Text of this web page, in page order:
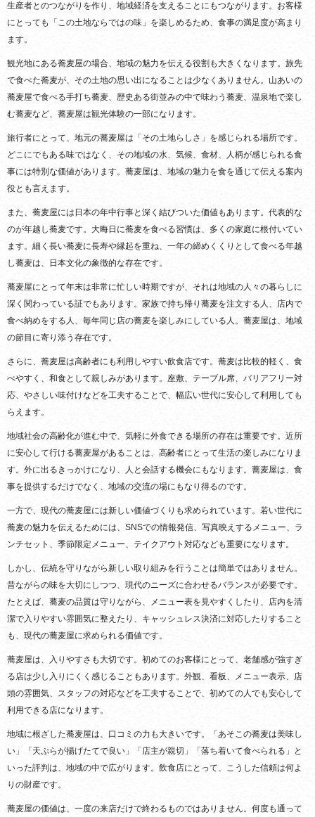
生産者とのつながりを作り、地域経済を支えることにもつながります。お客様
にとっても「この土地ならではの味」を楽しめるため、食事の満足度が高まり
ます。
観光地にある蕎麦屋の場合、地域の魅力を伝える役割も大きくなります。旅先
で食べた蕎麦が、その土地の思い出になることは少なくありません。山あいの
蕎麦屋で食べる手打ち蕎麦、歴史ある街並みの中で味わう蕎麦、温泉地で楽し
む蕎麦など、蕎麦屋は観光体験の一部になります。
旅行者にとって、地元の蕎麦屋は「その土地らしさ」を感じられる場所です。
どこにでもある味ではなく、その地域の水、気候、食材、人柄が感じられる食
事には特別な価値があります。蕎麦屋は、地域の魅力を食を通じて伝える案内
役とも言えます。
また、蕎麦屋には日本の年中行事と深く結びついた価値もあります。代表的な
のが年越し蕎麦です。大晦日に蕎麦を食べる習慣は、多くの家庭に根付いてい
ます。細く長い蕎麦に長寿や縁起を重ね、一年の締めくくりとして食べる年越
し蕎麦は、日本文化の象徴的な存在です。
蕎麦屋にとって年末は非常に忙しい時期ですが、それは地域の人々の暮らしに
深く関わっている証でもあります。家族で持ち帰り蕎麦を注文する人、店内で
食べ納めをする人、毎年同じ店の蕎麦を楽しみにしている人。蕎麦屋は、地域
の節目に寄り添う存在です。
さらに、蕎麦屋は高齢者にも利用しやすい飲食店です。蕎麦は比較的軽く、食
べやすく、和食として親しみがあります。座敷、テーブル席、バリアフリー対
応、やさしい味付けなどを工夫することで、幅広い世代に安心して利用しても
らえます。
地域社会の高齢化が進む中で、気軽に外食できる場所の存在は重要です。近所
に安心して行ける蕎麦屋があることは、高齢者にとって生活の楽しみになりま
す。外に出るきっかけになり、人と会話する機会にもなります。蕎麦屋は、食
事を提供するだけでなく、地域の交流の場にもなり得るのです。
一方で、現代の蕎麦屋には新しい価値づくりも求められています。若い世代に
蕎麦の魅力を伝えるためには、SNSでの情報発信、写真映えするメニュー、ラ
ンチセット、季節限定メニュー、テイクアウト対応なども重要になります。
しかし、伝統を守りながら新しい取り組みを行うことは簡単ではありません。
昔ながらの味を大切にしつつ、現代のニーズに合わせるバランスが必要です。
たとえば、蕎麦の品質は守りながら、メニュー表を見やすくしたり、店内を清
潔で入りやすい雰囲気に整えたり、キャッシュレス決済に対応したりすること
も、現代の蕎麦屋に求められる価値です。
蕎麦屋は、入りやすさも大切です。初めてのお客様にとって、老舗感が強すぎ
る店は少し入りにくく感じることもあります。外観、看板、メニュー表示、店
頭の雰囲気、スタッフの対応などを工夫することで、初めての人でも安心して
利用できる店になります。
地域に根ざした蕎麦屋は、口コミの力も大きいです。「あそこの蕎麦は美味し
い」「天ぷらが揚げたてで良い」「店主が親切」「落ち着いて食べられる」と
いった評判は、地域の中で広がります。飲食店にとって、こうした信頼は何よ
りの財産です。
蕎麦屋の価値は、一度の来店だけで終わるものではありません。何度も通って